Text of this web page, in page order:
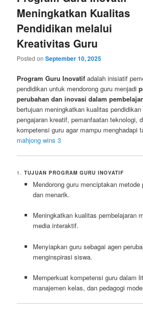
Meningkatkan Kualitas
Pendidikan melalui
Kreativitas Guru
Posted onSeptember 10, 2025
Program Guru Inovatif adalah inisiatif
pendidikan untuk mendorong guru menjadi
perubahan dan inovasi dalam
bertujuan meningkatkan kualitas
pengajaran kreatif, pemanfaatan teknologi,
kompetensi guru agar mampu menghadapi
mahjong wins 3
1.TUJUAN PROGRAM GURU INOVATIF
Mendorong guru menciptakan
dan menarik.
Meningkatkan kualitas pembelajaran
media interaktif.
Menyiapkan guru sebagai agen
menginspirasi siswa.
Memperkuat kompetensi guru dalam
manajemen kelas, dan pedagogi